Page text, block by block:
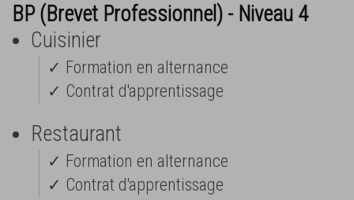
BP (Brevet Professionnel) - Niveau 4
Cuisinier
✓ Formation en alternance
✓ Contrat d'apprentissage
Restaurant
✓ Formation en alternance
✓ Contrat d'apprentissage